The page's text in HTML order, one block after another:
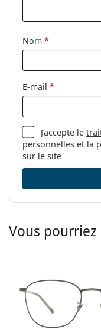
nettoyage:
Autres
Catégorie:
Marque:
Code:
Nom *
E-mail *
J’accepte le
personnelles et la
sur le site
Vous